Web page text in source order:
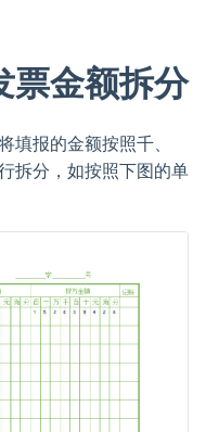
票金额拆分
报的金额按照千、
拆分，如按照下图的单